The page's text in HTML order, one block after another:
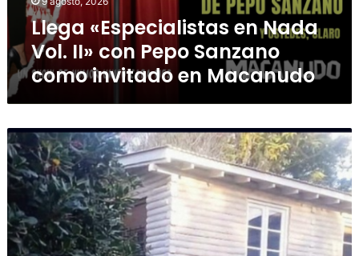
Llega «Especialistas en Nada
Vol. II» con Pepo Sanzano
como invitado en Macanudo